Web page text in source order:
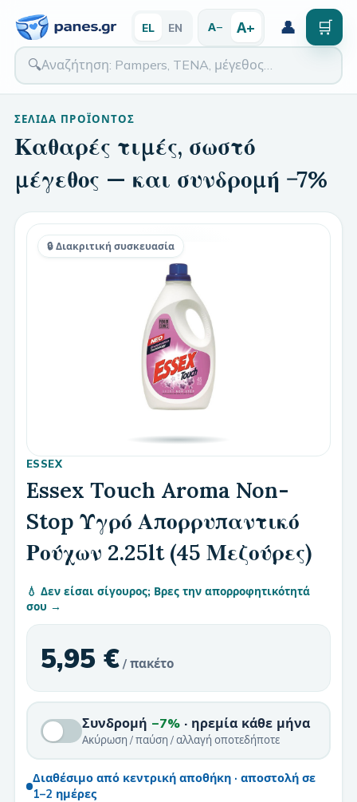
🔍
EL EN Α− Α+ 👤 🛒
ΣΕΛΊΔΑ ΠΡΟΪΌΝΤΟΣ
Καθαρές τιμές, σωστό
μέγεθος — και συνδρομή −7%
🔒 Διακριτική συσκευασία
ESSEX
Essex Touch Aroma Non-
Stop Υγρό Απορρυπαντικό
Ρούχων 2.25lt (45 Μεζούρες)
💧 Δεν είσαι σίγουρος; Βρες την απορροφητικότητά
σου →
5,95 € / πακέτο
Συνδρομή −7%· ηρεμία κάθε μήνα
Ακύρωση / παύση / αλλαγή οποτεδήποτε
Διαθέσιμο από κεντρική αποθήκη · αποστολή σε
1–2 ημέρες